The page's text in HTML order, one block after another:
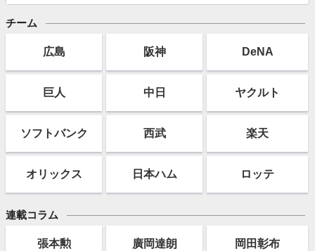
チーム
広島 阪神 DeNA
巨人 中日 ヤクルト
ソフトバンク 西武 楽天
オリックス 日本ハム ロッテ
連載コラム
張本勲 廣岡達朗 岡田彰布